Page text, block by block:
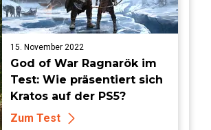
15. November 2022
God of War Ragnarök im
Test: Wie präsentiert sich
Kratos auf der PS5?
Zum Test